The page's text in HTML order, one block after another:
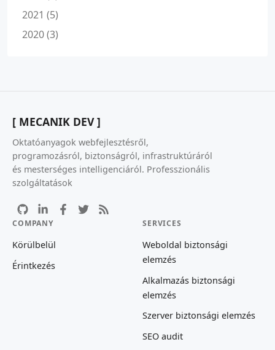
2021 (5)
2020 (3)
[ MECANIK DEV ]
Oktatóanyagok webfejlesztésről,
programozásról, biztonságról, infrastruktúráról
és mesterséges intelligenciáról. Professzionális
szolgáltatások
COMPANY
Körülbelül
Érintkezés
SERVICES
Weboldal biztonsági
elemzés
Alkalmazás biztonsági
elemzés
Szerver biztonsági elemzés
SEO audit